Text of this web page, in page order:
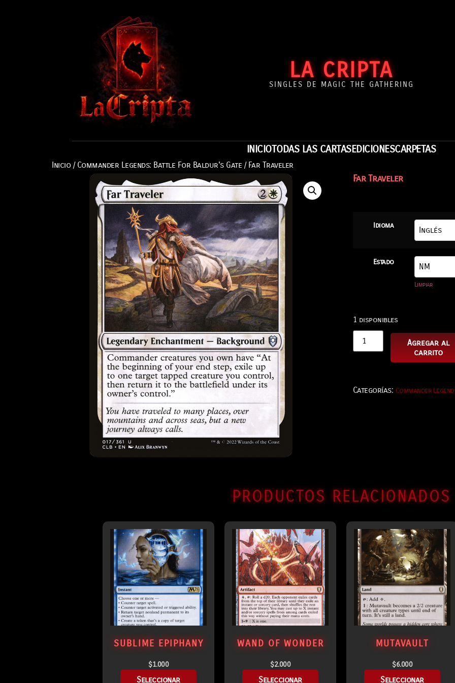
LA CRIPTA
SINGLES DE MAGIC THE GATHERING
INICIOTODAS LAS CARTASEDICIONESCARPETAS
Inicio/ Commander Legends: Battle For Baldur's Gate / Far Traveler
Far Traveler
Idioma
Estado
Limpiar
1 disponibles
Agregar al
carrito
Categorías: Commander
PRODUCTOS RELACIONADOS
SUBLIME EPIPHANY
$1.000
Seleccionar
WAND OF WONDER
$2.000
Seleccionar
MUTAVAULT
$6.000
Seleccionar